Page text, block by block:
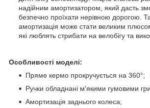
надійним амортизатором, який дасть
безпечно проїхати нерівною дорогою.
амортизація може стати великим
які люблять стрибати на велобігу та
Особливості моделі:
Пряме кермо прокручується на 360°;
Ручки обладнані м'якими гумовими
Амортизація заднього колеса;